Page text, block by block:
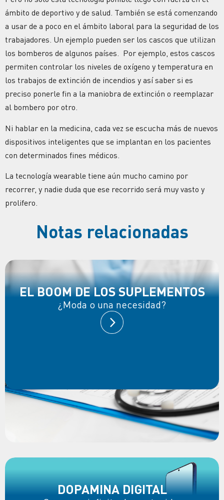
ámbito de deportivo y de salud. También se está comenzando
a usar de a poco en el ámbito laboral para la seguridad de los
trabajadores. Un ejemplo pueden ser los cascos que utilizan
los bomberos de algunos países. Por ejemplo, estos cascos
permiten controlar los niveles de oxígeno y temperatura en
los trabajos de extinción de incendios y así saber si es
preciso ponerle fin a la maniobra de extinción o reemplazar
al bombero por otro.
Ni hablar en la medicina, cada vez se escucha más de nuevos
dispositivos inteligentes que se implantan en los pacientes
con determinados fines médicos.
La tecnología wearable tiene aún mucho camino por
recorrer, y nadie duda que ese recorrido será muy vasto y
prolifero.
Notas relacionadas
EL BOOM DE LOS SUPLEMENTOS
¿Moda o una necesidad?
DOPAMINA DIGITAL